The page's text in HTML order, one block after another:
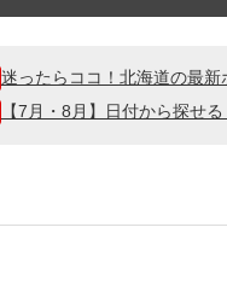
迷ったらココ！北海道の最
【7月・8月】日付から探せ